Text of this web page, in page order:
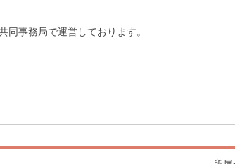
事務局で運営しております。